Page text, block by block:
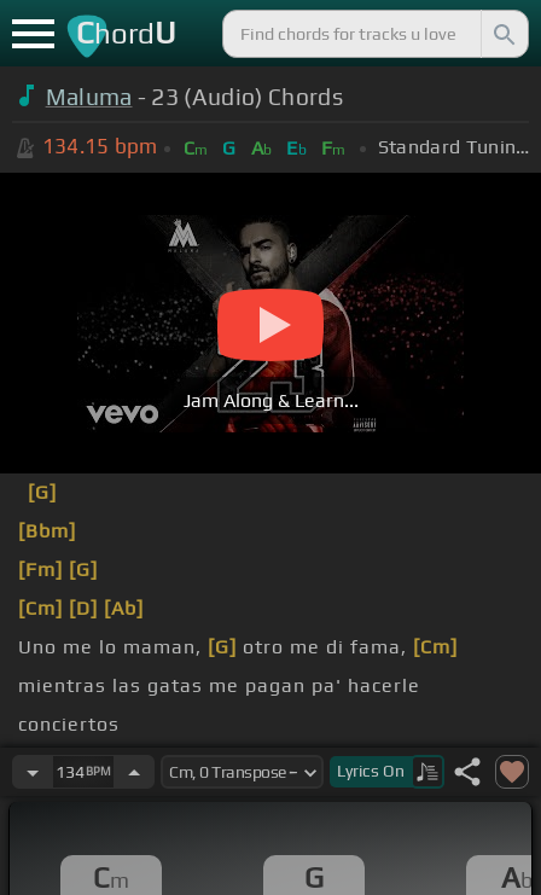
ChordU
Maluma - 23 (Audio) Chords
134.15 bpm Cm G Ab Eb Fm Standard Tuning (EADGBE)
Jam Along & Learn...
[G]
[Bbm]
[Fm] [G]
[Cm] [D] [Ab]
Uno me lo maman, [G] otro me di fama, [Cm]
mientras las gatas me pagan pa' hacerle
conciertos
su cama.
eso tenía un preso, llamen a Walter, a
enamorados de mí,
de mí,
134BPM Lyrics On
Cm G Ab